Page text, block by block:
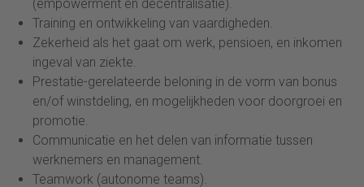
(empowerment en decentralisatie).
Training en ontwikkeling van vaardigheden.
Zekerheid als het gaat om werk, pensioen, en inkomen
ingeval van ziekte.
Prestatie-gerelateerde beloning in de vorm van bonus
en/of winstdeling, en mogelijkheden voor doorgroei en
promotie.
Communicatie en het delen van informatie tussen
werknemers en management.
Teamwork (autonome teams).